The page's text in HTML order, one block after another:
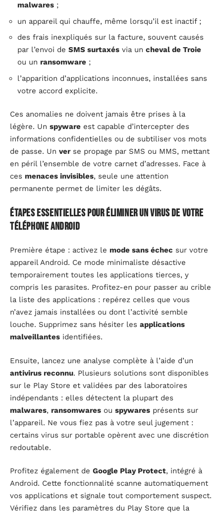
malwares ;
un appareil qui chauffe, même lorsqu’il est inactif ;
des frais inexpliqués sur la facture, souvent causés
par l’envoi de SMS surtaxés via un cheval de Troie
ou un ransomware ;
l’apparition d’applications inconnues, installées sans
votre accord explicite.
Ces anomalies ne doivent jamais être prises à la
légère. Un spyware est capable d’intercepter des
informations confidentielles ou de subtiliser vos mots
de passe. Un verse propage par SMS ou MMS, mettant
en péril l’ensemble de votre carnet d’adresses. Face à
ces menaces invisibles, seule une attention
permanente permet de limiter les dégâts.
Étapes essentielles pour éliminer un virus de votre
téléphone Android
Première étape : activez le mode sans échec sur votre
appareil Android. Ce mode minimaliste désactive
temporairement toutes les applications tierces, y
compris les parasites. Profitez-en pour passer au crible
la liste des applications : repérez celles que vous
n’avez jamais installées ou dont l’activité semble
louche. Supprimez sans hésiter les applications
malveillantes identifiées.
Ensuite, lancez une analyse complète à l’aide d’un
antivirus reconnu. Plusieurs solutions sont disponibles
sur le Play Store et validées par des laboratoires
indépendants : elles détectent la plupart des
malwares, ransomwares ou spywares présents sur
l’appareil. Ne vous fiez pas à votre seul jugement :
certains virus sur portable opèrent avec une discrétion
redoutable.
Profitez également de Google Play Protect, intégré à
Android. Cette fonctionnalité scanne automatiquement
vos applications et signale tout comportement suspect.
Vérifiez dans les paramètres du Play Store que la